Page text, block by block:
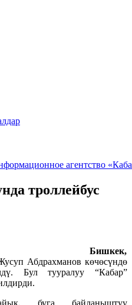
троллейбус
Бишкек,
Абдрахманов көчөсүндө
Бул тууралуу “Кабар”
буга байланыштуу